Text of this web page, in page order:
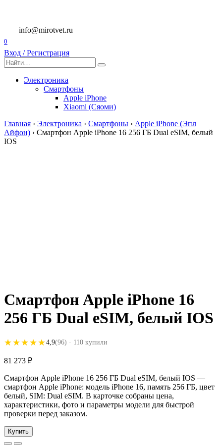
содержанию
info@mirotvet.ru
0
Вход / Регистрация
Search
for:
Электроника
Смартфоны
Apple iPhone
Xiaomi (Сяоми)
Главная › Электроника › Смартфоны › Apple iPhone (Эпл
Айфон) › Смартфон Apple iPhone 16 256 ГБ Dual eSIM, белый
IOS
Смартфон Apple iPhone 16
256 ГБ Dual eSIM, белый IOS
★★★★★
★★★★★4,9(96) · 110 купили
81 273 ₽
Смартфон Apple iPhone 16 256 ГБ Dual eSIM, белый IOS —
смартфон Apple iPhone: модель iPhone 16, память 256 ГБ, цвет
белый, SIM: Dual eSIM. В карточке собраны цена,
характеристики, фото и параметры модели для быстрой
проверки перед заказом.
Купить